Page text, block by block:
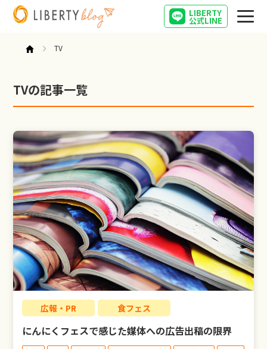
LIBERTY
公式LINE
起業
失敗起業
社長が失敗しながら勉強
LIBERTY公式LINE
お問い合わせ
TV
TVの記事一覧
広報・PR 食フェス
にんにくフェスで感じた媒体への広告出稿の限界